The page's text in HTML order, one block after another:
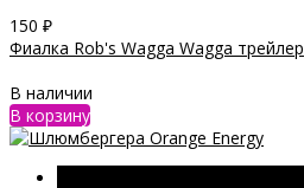
150 ₽
Фиалка Rob's Wagga Wagga трейлер
В наличии
В корзину